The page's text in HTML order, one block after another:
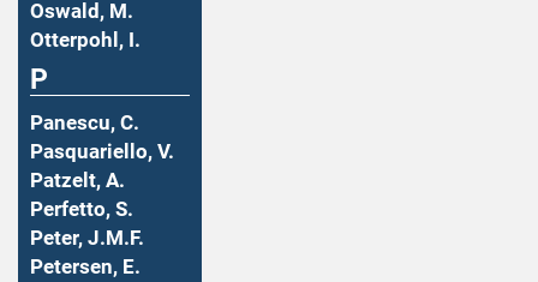
Oswald, M.
Otterpohl, I.
P
Panescu, C.
Pasquariello, V.
Patzelt, A.
Perfetto, S.
Peter, J.M.F.
Petersen, E.